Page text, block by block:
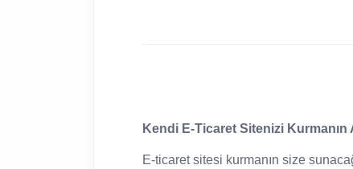
Kendi E-Ticaret Sitenizi Kurmanın
E-ticaret sitesi kurmanın size